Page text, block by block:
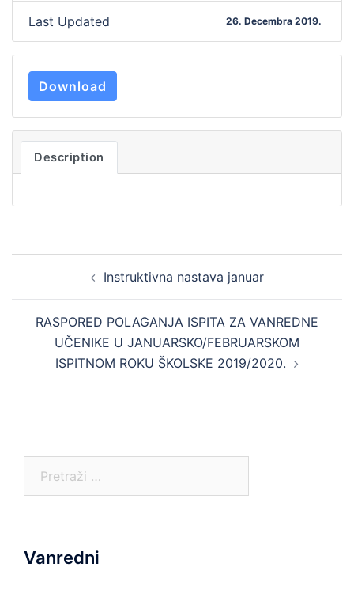
Last Updated 26. Decembra 2019.
Download
Description
navigationInstruktivna nastava januar
RASPORED POLAGANJA ISPITA ZA VANREDNE
UČENIKE U JANUARSKO/FEBRUARSKOM
ISPITNOM ROKU ŠKOLSKE 2019/2020.
Vanredni